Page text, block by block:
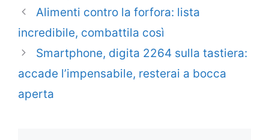
Alimenti contro la forfora: lista
incredibile, combattila così
Smartphone, digita 2264 sulla tastiera:
accade l’impensabile, resterai a bocca
aperta